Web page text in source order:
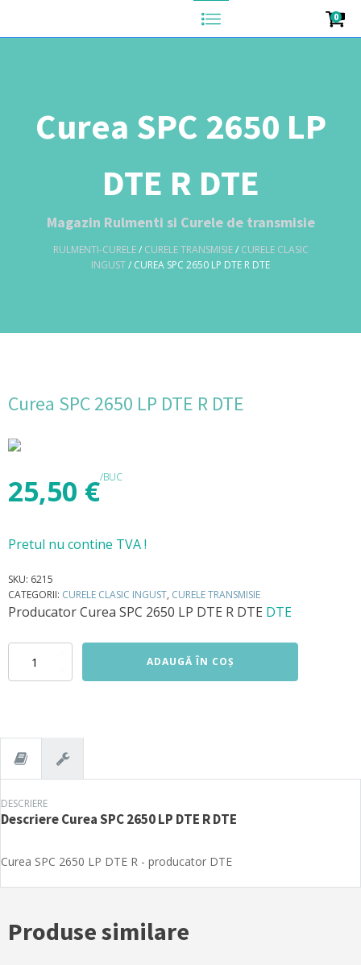
0
Curea SPC 2650 LP
DTE R DTE
Magazin Rulmenti si Curele de transmisie
RULMENTI-CURELE/ CURELE TRANSMISIE/ CURELE CLASIC
INGUST/ CUREA SPC 2650 LP DTE R DTE
Curea SPC 2650 LP DTE R DTE
25,50 €/BUC
Pretul nu contine TVA !
SKU: 6215
CATEGORII: CURELE CLASIC INGUST, CURELE TRANSMISIE
ProducatorCurea SPC 2650 LP DTE R DTE DTE
Cantitate
DTE
ADAUGĂ ÎN COȘ
DESCRIERE
DescriereCurea SPC 2650 LP DTE R DTE
Curea SPC 2650 LP DTE R - producator DTE
Produse similare